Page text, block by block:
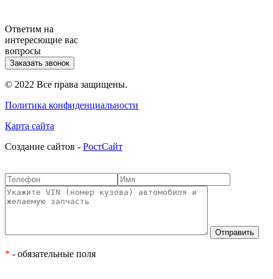
Ответим на
интересющие вас
вопросы
Заказать звонок
© 2022 Все права защищены.
Политика конфиденциальности
Карта сайта
Cоздание сайтов - РостСайт
* - обязательные поля